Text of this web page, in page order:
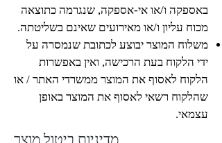
באספקה ו/או אי-אספקה, שנגרמה כתוצאה
מכוח עליון ו/או מאירועים שאינם בשליטתה.
משלוח המוצר יבוצע לכתובת שנמסרה על
ידי הלקוח בעת הרכישה, ואין באפשרות
הלקוח לאסוף את המוצר ממשרדי האתר / או
שהלקוח רשאי לאסוף את המוצר באופן
עצמאי.
מדיניות ביטול מוצר